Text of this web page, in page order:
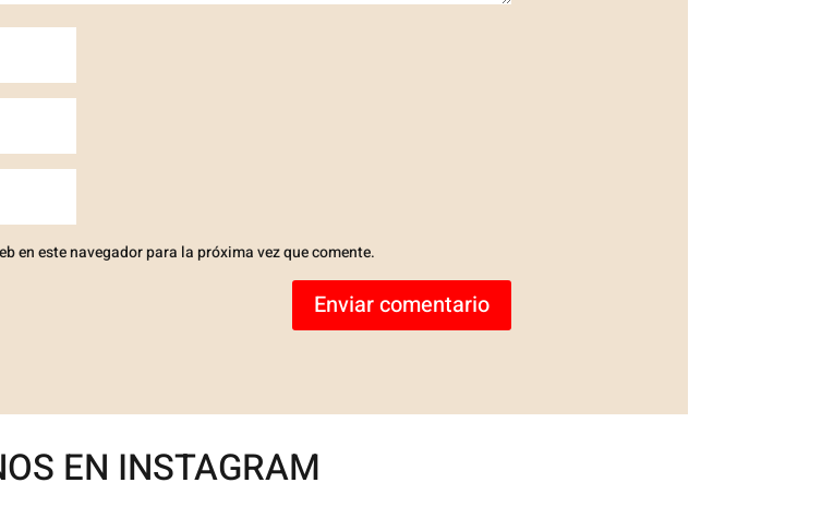
en este navegador para la próxima vez que comente.
Enviar comentario
EN INSTAGRAM